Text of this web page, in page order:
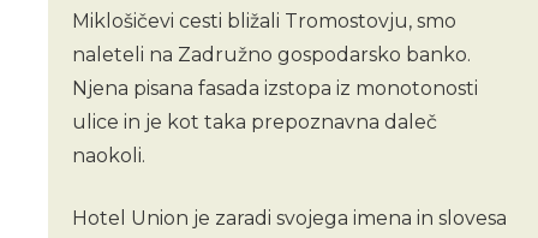
Miklošičevi cesti bližali Tromostovju, smo
naleteli na Zadružno gospodarsko banko.
Njena pisana fasada izstopa iz monotonosti
ulice in je kot taka prepoznavna daleč
naokoli.
Hotel Union je zaradi svojega imena in slovesa